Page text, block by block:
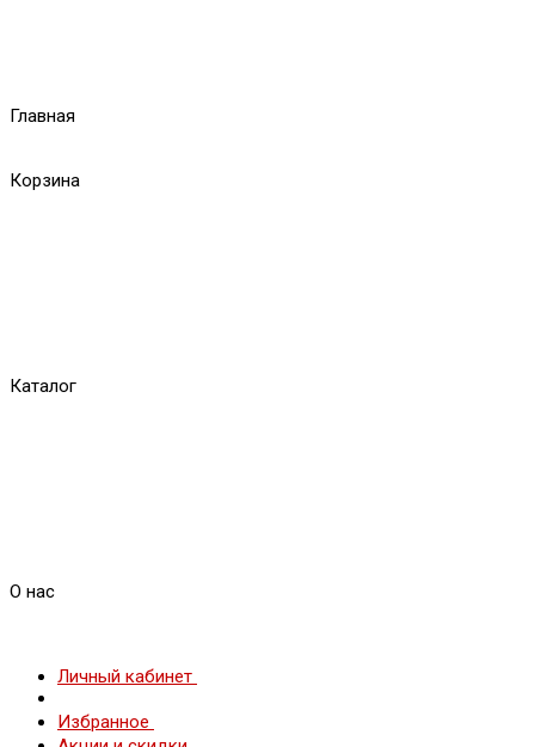
Главная
Корзина
Каталог
О нас
Личный кабинет
Избранное